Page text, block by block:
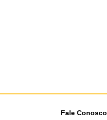
Fale Conosco